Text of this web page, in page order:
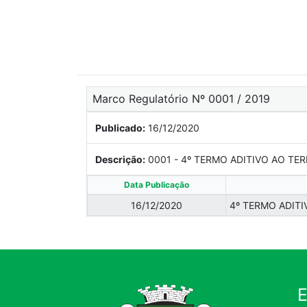
Marco Regulatório Nº 0001 / 2019
Publicado: 16/12/2020
Descrição: 0001 - 4º TERMO ADITIVO AO
Data Publicação
16/12/2020 4º TERMO